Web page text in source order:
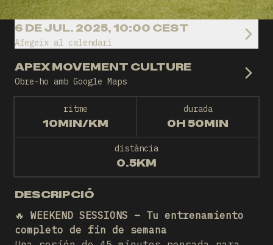
6 DE JUL. 2025, 10:00 CEST
Afegeix al calendari
APEX MOVEMENT CULTURE
Obre-ho amb Google Maps
ritme
10MIN/KM
durada
0H 50MIN
distància
0.5KM
DESCRIPCIÓ
🔥 WEEKEND SESSIONS – Tu entrenamiento
completo de fin de semana